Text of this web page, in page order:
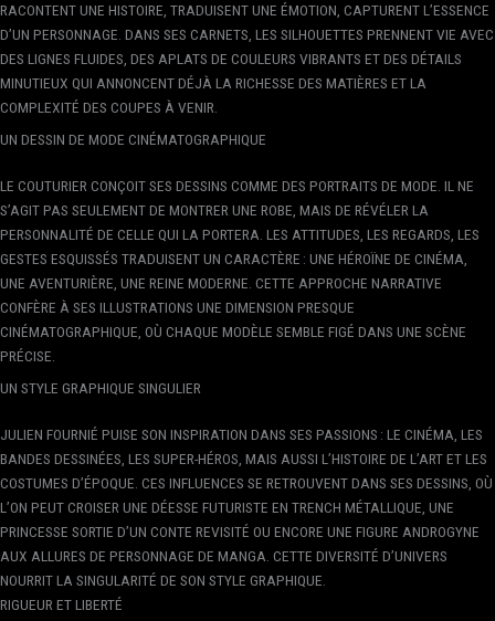
RACONTENT UNE HISTOIRE, TRADUISENT UNE ÉMOTION, CAPTURENT L’ESSENCE
D’UN PERSONNAGE. DANS SES CARNETS, LES SILHOUETTES PRENNENT VIE AVEC
DES LIGNES FLUIDES, DES APLATS DE COULEURS VIBRANTS ET DES DÉTAILS
MINUTIEUX QUI ANNONCENT DÉJÀ LA RICHESSE DES MATIÈRES ET LA
COMPLEXITÉ DES COUPES À VENIR.
UN DESSIN DE MODE CINÉMATOGRAPHIQUE
LE COUTURIER CONÇOIT SES DESSINS COMME DES PORTRAITS DE MODE. IL NE
S’AGIT PAS SEULEMENT DE MONTRER UNE ROBE, MAIS DE RÉVÉLER LA
PERSONNALITÉ DE CELLE QUI LA PORTERA. LES ATTITUDES, LES REGARDS, LES
GESTES ESQUISSÉS TRADUISENT UN CARACTÈRE : UNE HÉROÏNE DE CINÉMA,
UNE AVENTURIÈRE, UNE REINE MODERNE. CETTE APPROCHE NARRATIVE
CONFÈRE À SES ILLUSTRATIONS UNE DIMENSION PRESQUE
CINÉMATOGRAPHIQUE, OÙ CHAQUE MODÈLE SEMBLE FIGÉ DANS UNE SCÈNE
PRÉCISE.
UN STYLE GRAPHIQUE SINGULIER
JULIEN FOURNIÉ PUISE SON INSPIRATION DANS SES PASSIONS : LE CINÉMA, LES
BANDES DESSINÉES, LES SUPER-HÉROS, MAIS AUSSI L’HISTOIRE DE L’ART ET LES
COSTUMES D’ÉPOQUE. CES INFLUENCES SE RETROUVENT DANS SES DESSINS, OÙ
L’ON PEUT CROISER UNE DÉESSE FUTURISTE EN TRENCH MÉTALLIQUE, UNE
PRINCESSE SORTIE D’UN CONTE REVISITÉ OU ENCORE UNE FIGURE ANDROGYNE
AUX ALLURES DE PERSONNAGE DE MANGA. CETTE DIVERSITÉ D’UNIVERS
NOURRIT LA SINGULARITÉ DE SON STYLE GRAPHIQUE.
RIGUEUR ET LIBERTÉ